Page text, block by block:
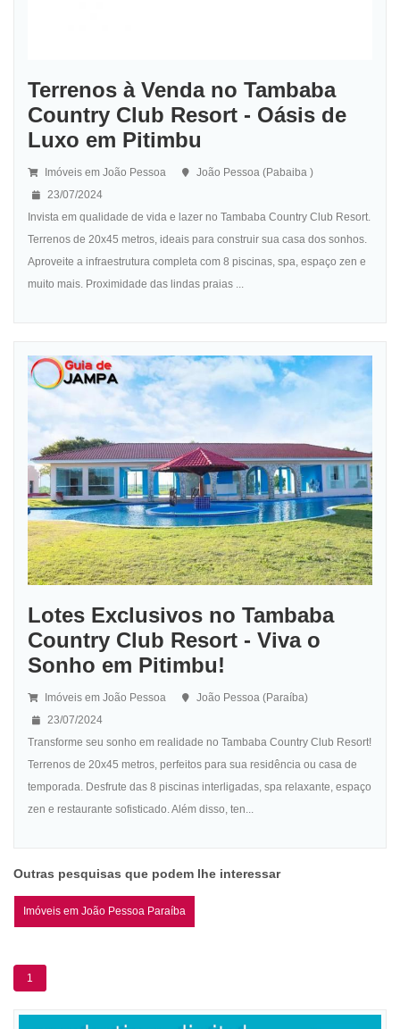
Terrenos à Venda no Tambaba
Country Club Resort - Oásis de
Luxo em Pitimbu
Imóveis em João Pessoa
João Pessoa (Pabaiba )
23/07/2024
Invista em qualidade de vida e lazer no Tambaba Country Club Resort.
Terrenos de 20x45 metros, ideais para construir sua casa dos sonhos.
Aproveite a infraestrutura completa com 8 piscinas, spa, espaço zen e
muito mais. Proximidade das lindas praias ...
Lotes Exclusivos no Tambaba
Country Club Resort - Viva o
Sonho em Pitimbu!
Imóveis em João Pessoa
João Pessoa (Paraíba)
23/07/2024
Transforme seu sonho em realidade no Tambaba Country Club Resort!
Terrenos de 20x45 metros, perfeitos para sua residência ou casa de
temporada. Desfrute das 8 piscinas interligadas, spa relaxante, espaço
zen e restaurante sofisticado. Além disso, ten...
Outras pesquisas que podem lhe interessar
Imóveis em João Pessoa Paraíba
1